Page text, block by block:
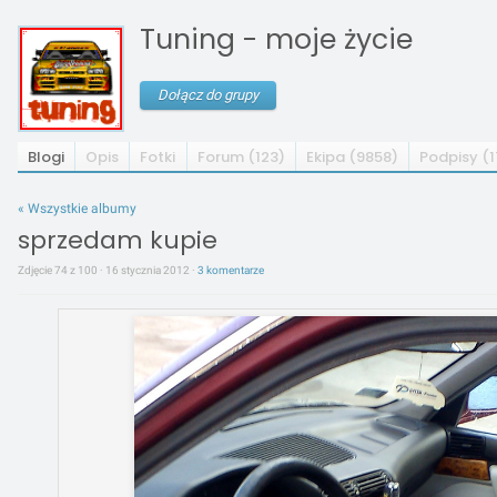
Tuning - moje życie
Dołącz do grupy
Blogi Opis Fotki Forum (123) Ekipa (9858) Podpisy
« Wszystkie albumy
sprzedam kupie
Zdjęcie 74 z 100 · 16 stycznia 2012 · 3 komentarze